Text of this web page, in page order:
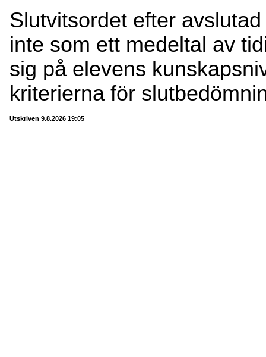
Slutvitsordet efter
inte som ett medeltal av
sig på elevens
kriterierna för
Utskriven 9.8.2026 19:05